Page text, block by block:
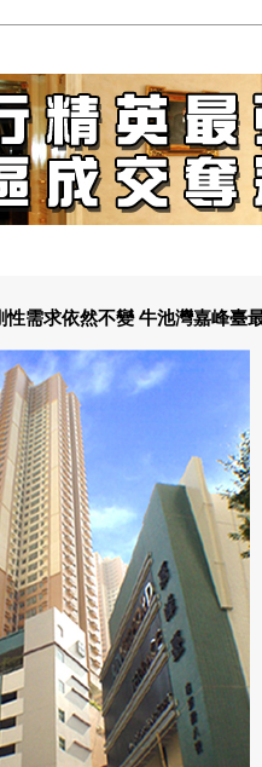
需求依然不變 牛池灣嘉峰臺